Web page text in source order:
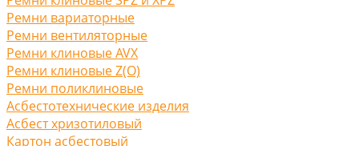
Ремни вариаторные
Ремни вентиляторные
Ремни клиновые AVX
Ремни клиновые Z(O)
Ремни поликлиновые
Асбестотехнические изделия
Асбест хризотиловый
Картон асбестовый